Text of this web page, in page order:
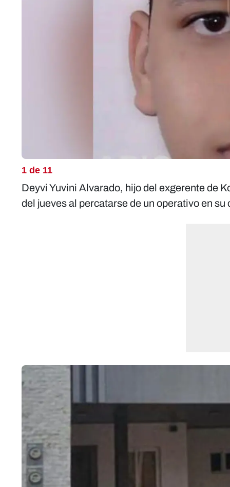
1 de 11
Deyvi Yuvini Alvarado, hijo del exgerente de
del jueves al percatarse de un operativo en